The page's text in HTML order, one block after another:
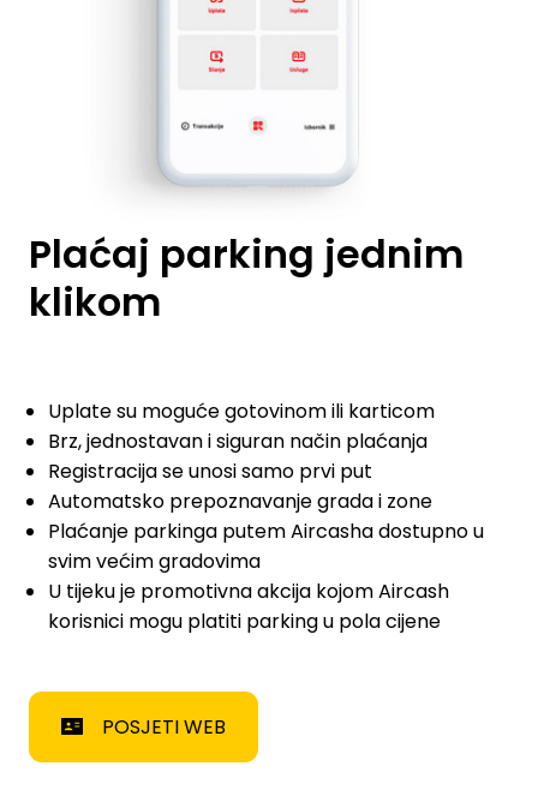
Plaćaj parking jednim
klikom
Uplate su moguće gotovinom ili karticom
Brz, jednostavan i siguran način plaćanja
Registracija se unosi samo prvi put
Automatsko prepoznavanje grada i zone
Plaćanje parkinga putem Aircasha dostupno u
svim većim gradovima
U tijeku je promotivna akcija kojom Aircash
korisnici mogu platiti parking u pola cijene
POSJETI WEB